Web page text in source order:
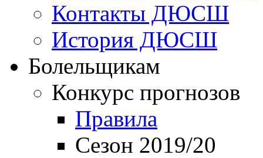
Контакты ДЮСШ
История ДЮСШ
Болельщикам
Конкурс прогнозов
Правила
Сезон 2019/20